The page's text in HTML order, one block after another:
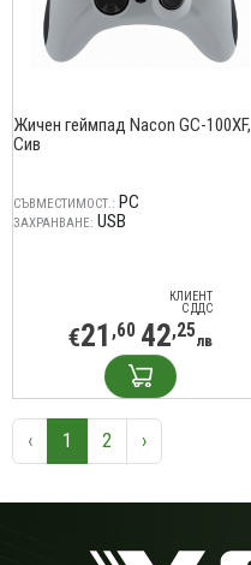
Жичен геймпад Nacon GC-100XF,
Сив
СЪВМЕСТИМОСТ.: PC
ЗАХРАНВАНЕ: USB
КЛИЕНТ
С ДДС
€21 ,60 42,25лв
‹ 1 2 ›